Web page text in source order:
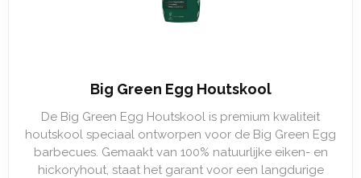
Big Green Egg Houtskool
De Big Green Egg Houtskool is premium kwaliteit
houtskool speciaal ontworpen voor de Big Green Egg
barbecues. Gemaakt van 100% natuurlijke eiken- en
hickoryhout, staat het garant voor een langdurige